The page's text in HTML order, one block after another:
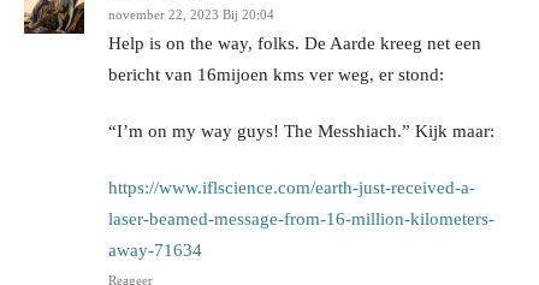
november 22, 2023 Bij 20:04
Help is on the way, folks. De Aarde kreeg net een
bericht van 16mijoen kms ver weg, er stond:
“I’m on my way guys! The Messhiach.” Kijk maar:
https://www.iflscience.com/earth-just-received-a-
laser-beamed-message-from-16-million-kilometers-
away-71634
Reageer